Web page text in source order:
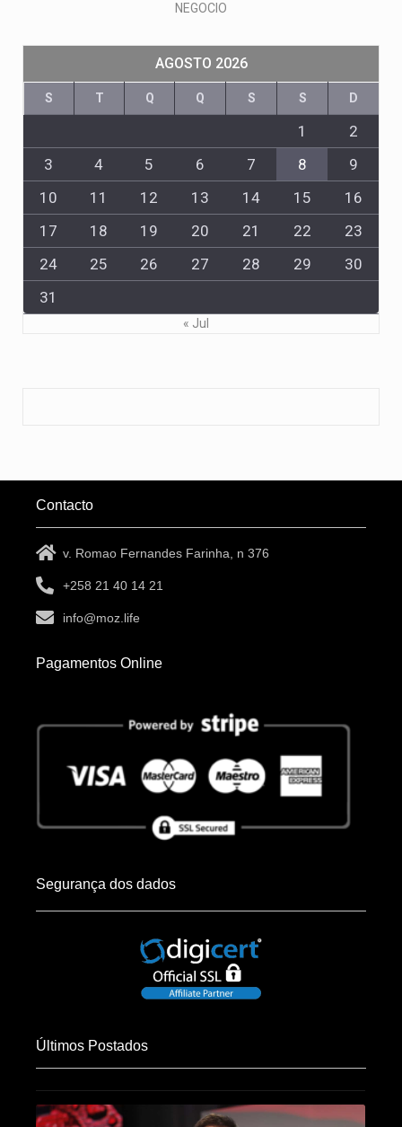
NEGOCIO
AGOSTO 2026
S T Q Q S S D
1
2
3
4 5 6 7 8
9
10
11 12 13 14 15
16
17
18 19 20 21 22
23
24
25 26 27 28 29
30
31
« Jul
Contacto
v. Romao Fernandes Farinha, n 376
+258 21 40 14 21
info@moz.life
Pagamentos Online
Segurança dos dados
Últimos Postados